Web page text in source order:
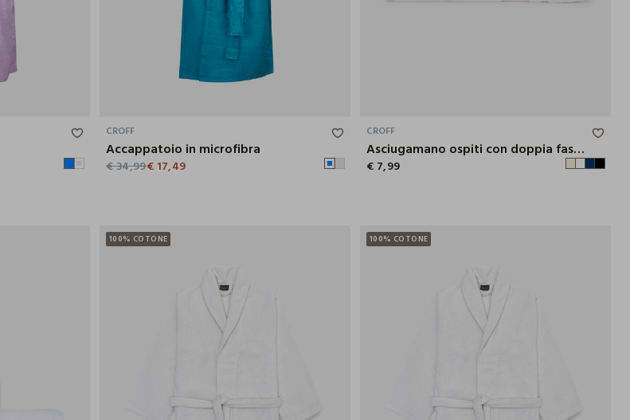
CROFF
Accappatoio in microfibra
€ 34,99€ 17,49
CROFF
Asciugamano ospiti con doppia fascia decorativa
€ 7,99
100% COTONE 100% COTONE